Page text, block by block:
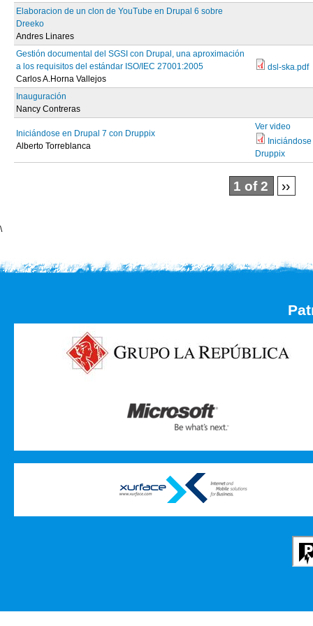
Elaboracion de un clon de YouTube en Drupal 6 sobre
Dreeko
Andres Linares
Gestión documental del SGSI con Drupal, una aproximación
a los requisitos del estándar ISO/IEC 27001:2005
Carlos A.Horna Vallejos
dsl-ska.pdf
Inauguración
Nancy Contreras
Iniciándose en Drupal 7 con Druppix
Alberto Torreblanca
Ver video
Druppix
1 of 2 ››
\